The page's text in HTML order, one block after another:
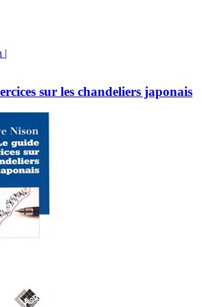
|
sur les chandeliers japonais